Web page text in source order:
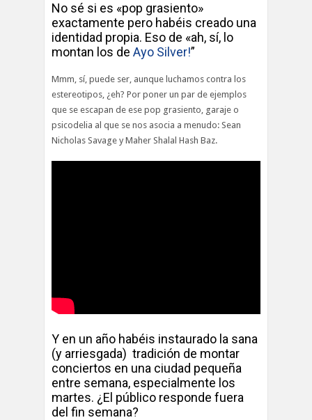
No sé si es «pop grasiento»
exactamente pero habéis creado una
identidad propia. Eso de «ah, sí, lo
montan los de Ayo Silver!”
Mmm, sí, puede ser, aunque luchamos contra los
estereotipos, ¿eh? Por poner un par de ejemplos
que se escapan de ese pop grasiento, garaje o
psicodelia al que se nos asocia a menudo: Sean
Nicholas Savage y Maher Shalal Hash Baz.
Y en un año habéis instaurado la sana
(y arriesgada) tradición de montar
conciertos en una ciudad pequeña
entre semana, especialmente los
martes. ¿El público responde fuera
del fin semana?